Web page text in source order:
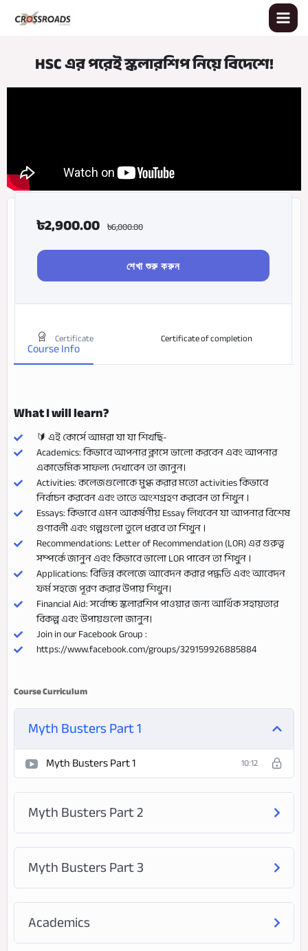
HSC এর পরেই স্কলারশিপ নিয়ে বিদেশে!
৳2,900.00 ৳6,000.00
শেখা শুরু করুন
Certificate Certificate of completion
Course Info
What I will learn?
🔰 এই কোর্সে আমরা যা যা শিখছি-
Academics: কিভাবে আপনার ক্লাসে ভালো করবেন এবং আপনার
একাডেমিক সাফল্য দেখাবেন তা জানুন।
Activities: কলেজগুলোকে মুগ্ধ করার মতো activities কিভাবে
নির্বাচন করবেন এবং তাতে অংশগ্রহণ করবেন তা শিখুন ।
Essays: কিভাবে এমন আকর্ষণীয় Essay লিখবেন যা আপনার বিশেষ
গুণাবলী এবং গল্পগুলো তুলে ধরবে তা শিখুন ।
Recommendations: Letter of Recommendation (LOR) এর গুরুত্ব
সম্পর্কে জানুন এবং কিভাবে ভালো LOR পাবেন তা শিখুন ।
Applications: বিভিন্ন কলেজে আবেদন করার পদ্ধতি এবং আবেদন
ফর্ম সহজে পূরণ করার উপায় শিখুন।
Financial Aid: সর্বোচ্চ স্কলারশিপ পাওয়ার জন্য আর্থিক সহায়তার
বিকল্প এবং উপায়গুলো জানুন।
Join in our Facebook Group :
https://www.facebook.com/groups/329159926885884
Course Curriculum
Myth Busters Part 1
Myth Busters Part 1 10:12
Myth Busters Part 2
Myth Busters Part 3
Academics